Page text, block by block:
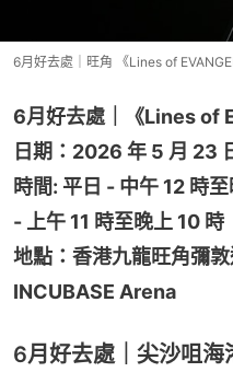
6月好去處｜旺角 《Lines of
6月好去處｜《Lines of
日期：2026 年 5 月 23
時間: 平日 - 中午 12 時
- 上午 11 時至晚上 10 時
地點：香港九龍旺角彌
INCUBASE Arena
6月好去處｜尖沙咀海